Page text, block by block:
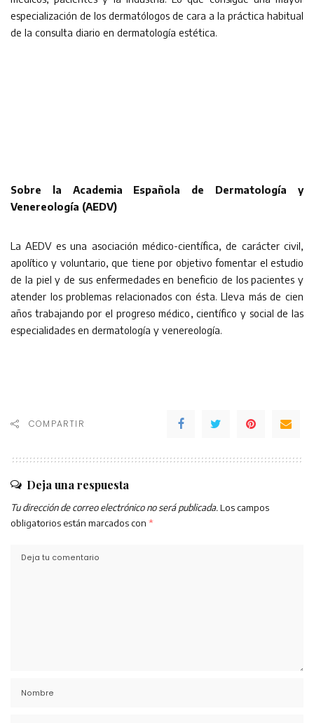
especialización de los dermatólogos de cara a la práctica habitual
de la consulta diario en dermatología estética.
Sobre la Academia Española de Dermatología y
Venereología (AEDV)
La AEDV es una asociación médico-científica, de carácter civil,
apolítico y voluntario, que tiene por objetivo fomentar el estudio
de la piel y de sus enfermedades en beneficio de los pacientes y
atender los problemas relacionados con ésta. Lleva más de cien
años trabajando por el progreso médico, científico y social de las
especialidades en dermatología y venereología.
COMPARTIR
Deja una respuesta
Tu dirección de correo electrónico no será publicada. Los campos
obligatorios están marcados con *